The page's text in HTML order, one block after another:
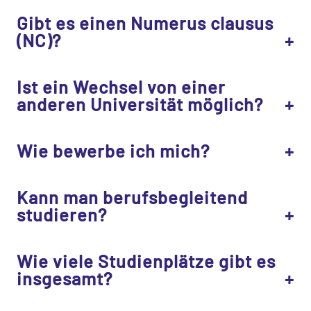
Gibt es einen Numerus clausus
(NC)?
Ist ein Wechsel von einer
anderen Universität möglich?
Wie bewerbe ich mich?
Kann man berufsbegleitend
studieren?
Wie viele Studienplätze gibt es
insgesamt?